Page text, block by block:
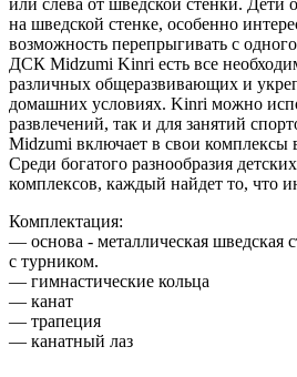
или слева от шведской стенки. Дети
на шведской стенке, особенно
возможность перепрыгивать с
ДСК Midzumi Kinri есть все
различных общеразвивающих и
домашних условиях. Kinri можно
развлечений, так и для занятий
Midzumi включает в свои комплексы
Среди богатого разнообразия
комплексов, каждый найдет то, что
Комплектация:
— основа - металлическая шведская
с турником.
— гимнастические кольца
— канат
— трапеция
— канатный лаз